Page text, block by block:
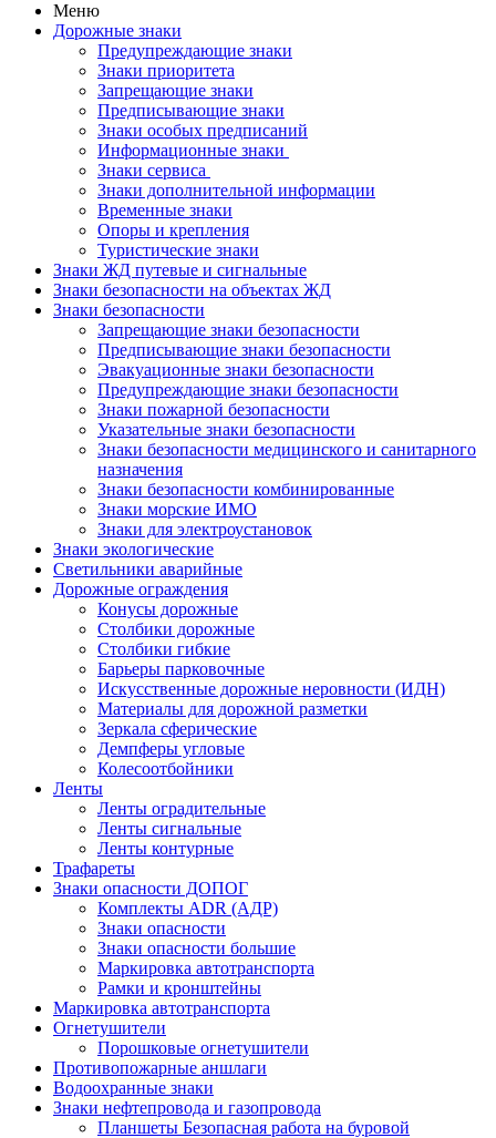
Меню
Дорожные знаки
Предупреждающие знаки
Знаки приоритета
Запрещающие знаки
Предписывающие знаки
Знаки особых предписаний
Информационные знаки
Знаки сервиса
Знаки дополнительной информации
Временные знаки
Опоры и крепления
Туристические знаки
Знаки ЖД путевые и сигнальные
Знаки безопасности на объектах ЖД
Знаки безопасности
Запрещающие знаки безопасности
Предписывающие знаки безопасности
Эвакуационные знаки безопасности
Предупреждающие знаки безопасности
Знаки пожарной безопасности
Указательные знаки безопасности
Знаки безопасности медицинского и санитарного
назначения
Знаки безопасности комбинированные
Знаки морские ИМО
Знаки для электроустановок
Знаки экологические
Светильники аварийные
Дорожные ограждения
Конусы дорожные
Столбики дорожные
Столбики гибкие
Барьеры парковочные
Искусственные дорожные неровности (ИДН)
Материалы для дорожной разметки
Зеркала сферические
Демпферы угловые
Колесоотбойники
Ленты
Ленты оградительные
Ленты сигнальные
Ленты контурные
Трафареты
Знаки опасности ДОПОГ
Комплекты ADR (АДР)
Знаки опасности
Знаки опасности большие
Маркировка автотранспорта
Рамки и кронштейны
Маркировка автотранспорта
Огнетушители
Порошковые огнетушители
Противопожарные аншлаги
Водоохранные знаки
Знаки нефтепровода и газопровода
Планшеты Безопасная работа на буровой